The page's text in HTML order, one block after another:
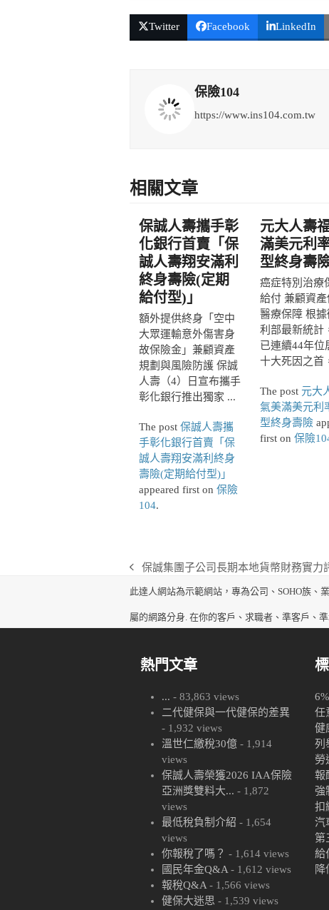
Twitter Facebook LinkedIn
保險104
https://www.ins104.com.tw
相關文章
保誠人壽攜手彰
化銀行首賣「保
誠人壽翔安滿利
終身壽險(定期
給付型)」
額外提供終身「空中
大眾運輸意外傷害身
故保險金」兼顧資產
規劃與風險防護 保誠
人壽（4）日宣布攜手
彰化銀行推出獨家 ...
The post 保誠人壽攜
手彰化銀行首賣「保
誠人壽翔安滿利終身
壽險(定期給付型)」
appeared first on 保險
104.
元大人壽
滿美元利
型終身壽
癌症特別治療
給付 兼顧資
醫療保障 根據
利部最新統計
已連續44年位
十大死因之首
The post 元大
氣美滿美元利
型終身壽險
first on 保險
previous
post:
保誠集團子公司長期本地貨幣財務實力
此達人網站為示範網站，專為公司、SOHO族、
屬的網路分身. 在你的客戶、求職者、準客戶、
熱門文章
... - 83,863 views
二代健保與一代健保的差異
- 1,932 views
溫世仁繳稅30億 - 1,914
views
保誠人壽榮獲2026 IAA保險
亞洲獎雙料大... - 1,872
views
最低稅負制介紹 - 1,654
views
你報稅了嗎？ - 1,614 views
國民年金Q&A - 1,612 views
報稅Q&A - 1,566 views
健保大迷思 - 1,539 views
6%
任
健
列
勞
報
強
扣
汽
第
給
降